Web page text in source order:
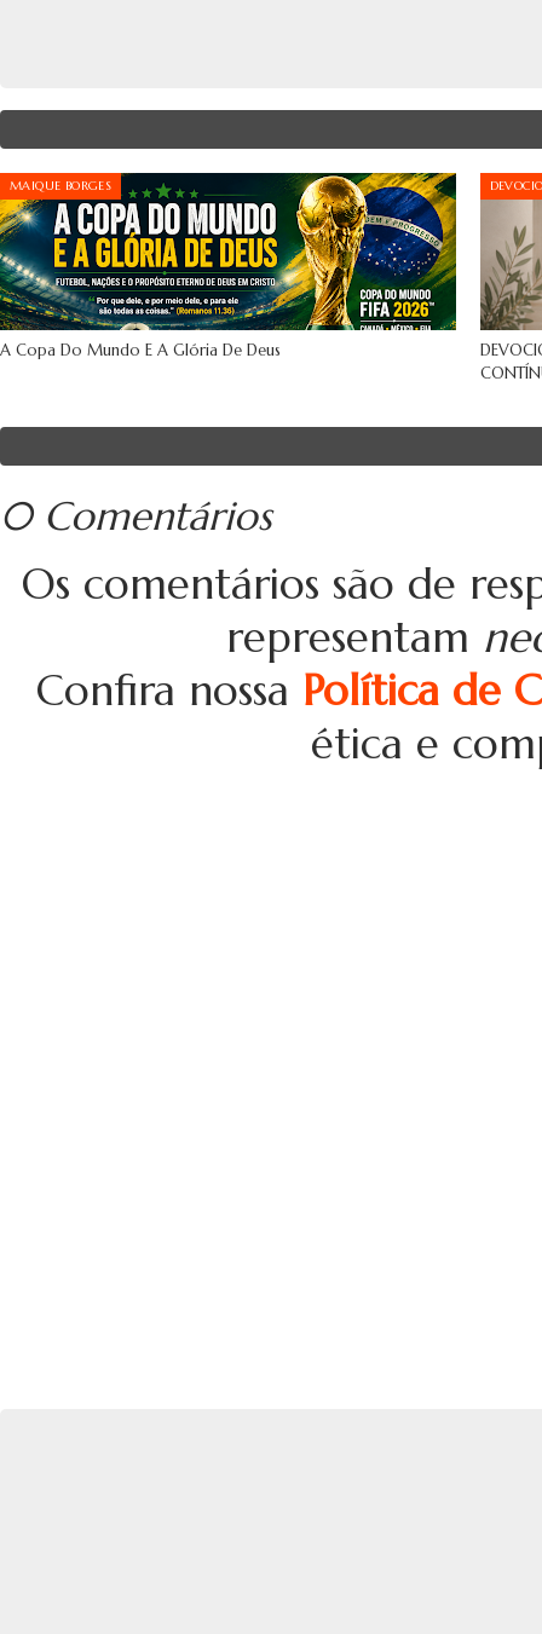
MAIQUE BORGES
A Copa Do Mundo E A Glória De Deus
0 Comentários
Os comentários são de
representam
Confira nossa Política de
ética e